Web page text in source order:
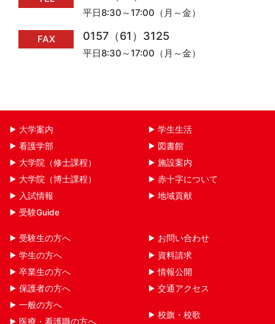
平日8:30～17:00（月～金）
FAX 0157（61）3125
平日8:30～17:00（月～金）
大学案内
看護学部
大学院（修士課程）
大学院（博士課程）
入試情報
受験Guide
学生生活
図書館
施設案内
赤十字について
地域貢献
受験生の方へ
学生の方へ
卒業生の方へ
保護者の方へ
一般の方へ
医療・看護職の方へ
お問い合わせ
資料請求
情報公開
交通アクセス
校旗・校歌